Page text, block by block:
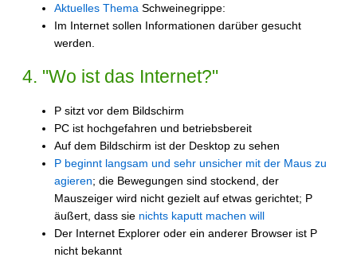
Aktuelles Thema Schweinegrippe:
Im Internet sollen Informationen darüber gesucht
werden.
4. "Wo ist das Internet?"
P sitzt vor dem Bildschirm
PC ist hochgefahren und betriebsbereit
Auf dem Bildschirm ist der Desktop zu sehen
P beginnt langsam und sehr unsicher mit der Maus zu
agieren; die Bewegungen sind stockend, der
Mauszeiger wird nicht gezielt auf etwas gerichtet; P
äußert, dass sie nichts kaputt machen will
Der Internet Explorer oder ein anderer Browser ist P
nicht bekannt